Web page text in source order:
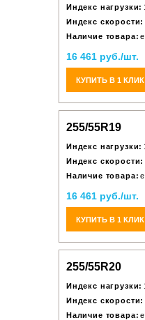
Индекс нагрузки:
Индекс скорости:
Наличие товара:
16 461 руб./шт.
КУПИТЬ В 1 КЛИК
255/55R19
Индекс нагрузки:
Индекс скорости:
Наличие товара:
16 461 руб./шт.
КУПИТЬ В 1 КЛИК
255/55R20
Индекс нагрузки:
Индекс скорости:
Наличие товара: